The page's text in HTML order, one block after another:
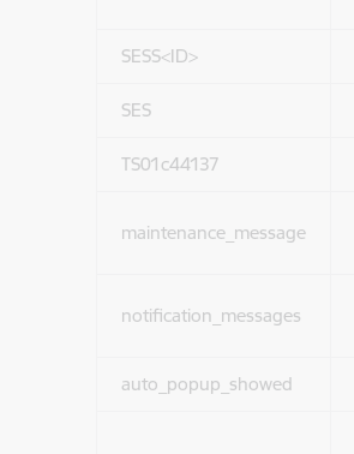
SESS<ID>
SES
TS01c44137
maintenance_message
notification_messages
auto_popup_showed